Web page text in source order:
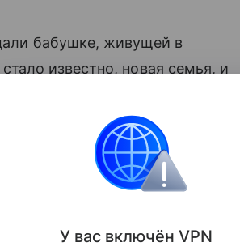
бабушке, живущей в
известно, новая семья, и
мужем.
него возбудили
«Истязание», «Кража». По
в незнакомом им месте, но
знакомой.
У вас включён VPN